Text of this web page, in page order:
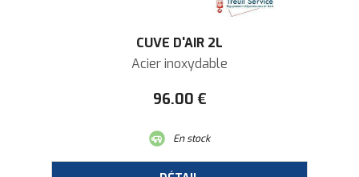
CUVE D'AIR 2L
Acier inoxydable
96.00 €
En stock